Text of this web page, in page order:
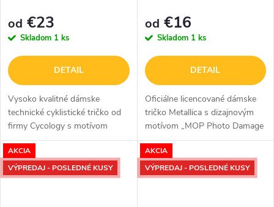
od €23
Skladom 1 ks
DETAIL
Vysoko kvalitné dámske
technické cyklistické tričko od
firmy Cycology s motívom
River Road.
od €16
Skladom 1 ks
DETAIL
Oficiálne licencované dámske
tričko Metallica s dizajnovým
motívom „MOP Photo Damage
Inc Tour“. Tento vysoko kvalitný
design trička je dostupný v
čiernej farbe.
AKCIA
VÝPREDAJ - POSLEDNÉ KUSY
AKCIA
VÝPREDAJ - POSLEDNÉ KUSY